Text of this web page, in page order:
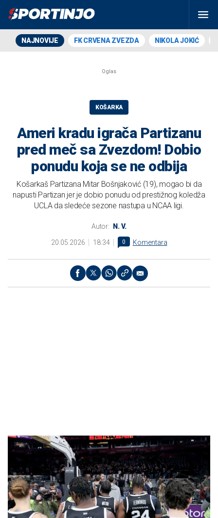
NAJNOVIJE FK CRVENA ZVEZDA NIKOLA JOKIĆ
KOŠARKA
Ameri kradu igrača Partizanu
pred meč sa Zvezdom! Dobio
ponudu koja se ne odbija
Košarkaš Partizana Mitar Bošnjaković (19), mogao bi da
napusti Partizan jer je dobio ponudu od prestižnog koledža
UCLA da sledeće sezone nastupa u NCAA ligi.
Autor: N. V.
20.05.2026 18:34 0 Komentara